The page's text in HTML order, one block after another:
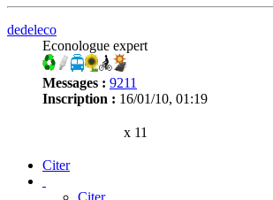
dedeleco
Econologue expert
Messages : 9211
Inscription : 16/01/10, 01:19
x 11
Citer